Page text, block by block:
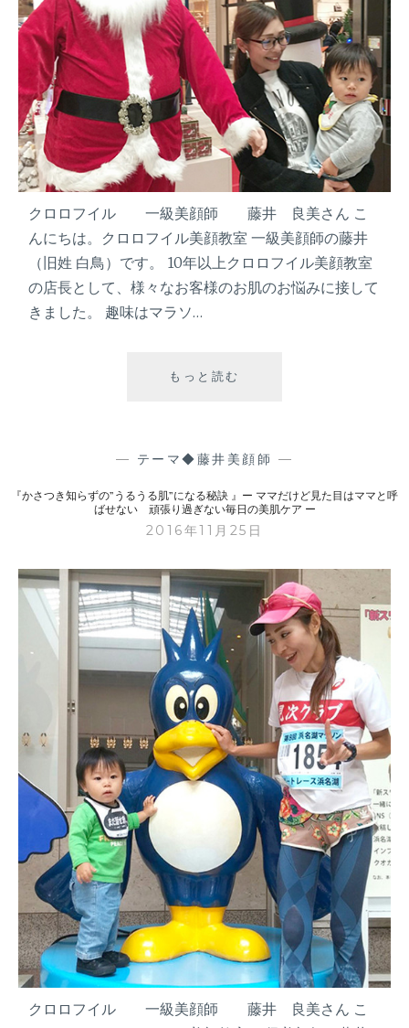
け
ど
見
た
は
マ
マ
と
呼
ば
せ
い
毎
の
美
肌
ア
クロロフイル 一級美顔師 藤井 良美さん こ
んにちは。クロロフイル美顔教室 一級美顔師の藤井
（旧姓 白鳥）です。 10年以上クロロフイル美顔教室
の店長として、様々なお客様のお肌のお悩みに接して
きました。 趣味はマラソ…
もっと読む
め
湿
ケ
ア
冬
乾
燥
』
ー
マ
マ
だ
け
ど
見
た
は
マ
マ
と
呼
ば
せ
— テーマ◆藤井美顔師 —
『かさつき知らずの”うるうる肌”になる秘訣 』ー ママだけど見た目はママと呼
ばせない 頑張り過ぎない毎日の美肌ケア ー
2016年11月25日
クロロフイル 一級美顔師 藤井 良美さん こ